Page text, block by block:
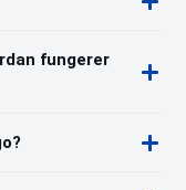
fungerer